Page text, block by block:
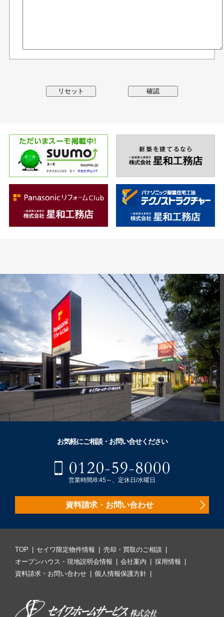
お気軽にご相談・お問い合せください
営業時間/8:45～、定休日/水曜日
資料請求・お問い合わせ
TOP セイワ限定物件情報
売却・買取のご相談
オープンハウス・現地説明会情報
会社案内
採用情報
資料請求・お問い合わせ
個人情報保護方針